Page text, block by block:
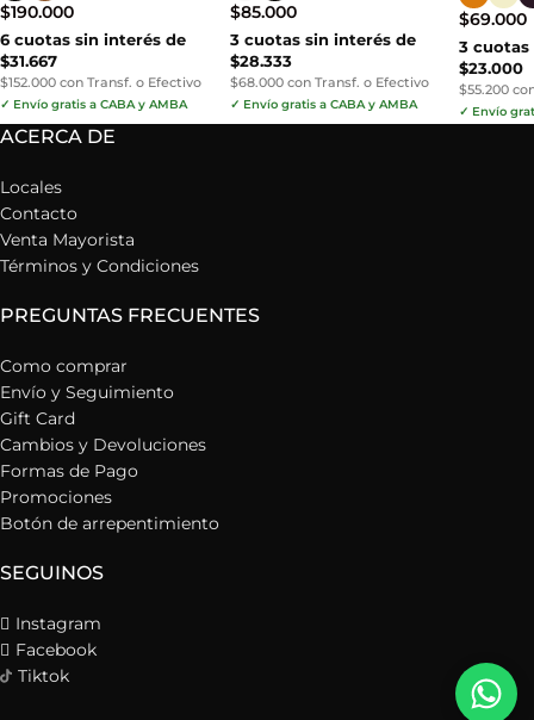
$190.000
6 cuotas sin interés de
$31.667
$152.000 con Transf. o Efectivo
✓ Envío gratis a CABA y AMBA
$85.000
3 cuotas sin interés de
$28.333
$68.000 con Transf. o Efectivo
✓ Envío gratis a CABA y AMBA
$69.000
3 cuotas
$23.000
$55.200
✓ Envío
ACERCA DE
Locales
Contacto
Venta Mayorista
Términos y Condiciones
PREGUNTAS FRECUENTES
Como comprar
Envío y Seguimiento
Gift Card
Cambios y Devoluciones
Formas de Pago
Promociones
Botón de arrepentimiento
SEGUINOS
Instagram
Facebook
Tiktok